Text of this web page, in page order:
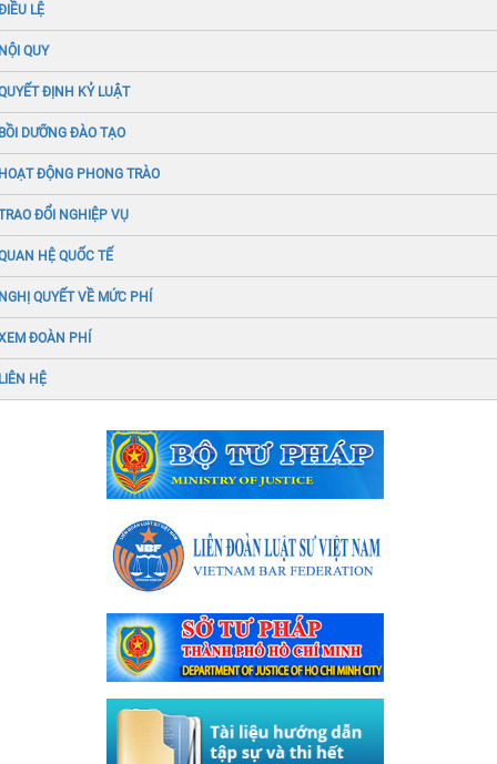
LỆ
QUY
ĐỊNH KỶ LUẬT
DƯỠNG ĐÀO TẠO
ĐỘNG PHONG TRÀO
ĐỔI NGHIỆP VỤ
HỆ QUỐC TẾ
QUYẾT VỀ MỨC PHÍ
ĐOÀN PHÍ
HỆ